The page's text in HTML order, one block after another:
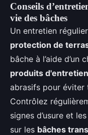
Conseils
vie des bâches
Un entretien
protection de
bâche à l’aide d’un
produits
abrasifs pour éviter
Contrôlez
signes d’usure et
sur les bâches